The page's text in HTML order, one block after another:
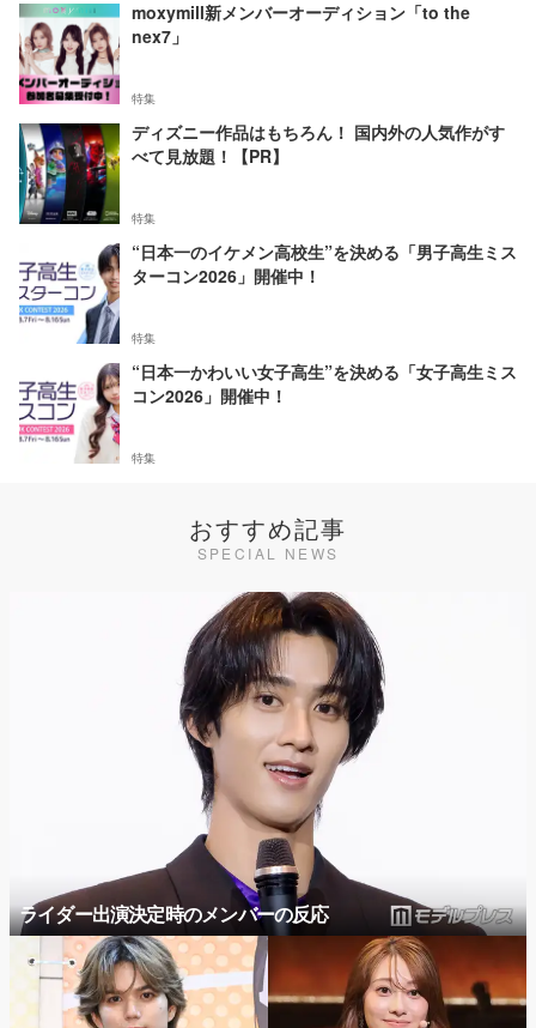
moxymill新メンバーオーディション「to the
nex7」
特集
ディズニー作品はもちろん！ 国内外の人気作がす
べて見放題！【PR】
特集
“日本一のイケメン高校生”を決める「男子高生ミス
ターコン2026」開催中！
特集
“日本一かわいい女子高生”を決める「女子高生ミス
コン2026」開催中！
特集
おすすめ記事
SPECIAL NEWS
ライダー出演決定時のメンバーの反応